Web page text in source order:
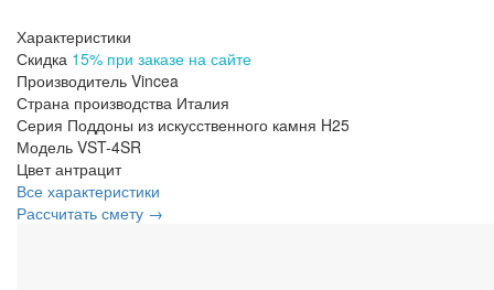
Характеристики
Скидка 15% при заказе на сайте
Производитель Vincea
Страна производства Италия
Серия Поддоны из искусственного камня H25
Модель VST-4SR
Цвет антрацит
Все характеристики
Рассчитать смету →